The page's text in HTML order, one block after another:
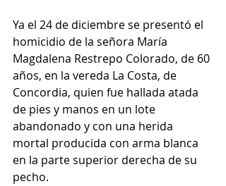
Ya el 24 de diciembre se presentó el
homicidio de la señora María
Magdalena Restrepo Colorado, de 60
años, en la vereda La Costa, de
Concordia, quien fue hallada atada
de pies y manos en un lote
abandonado y con una herida
mortal producida con arma blanca
en la parte superior derecha de su
pecho.